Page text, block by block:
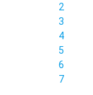
2
3
4
5
6
7